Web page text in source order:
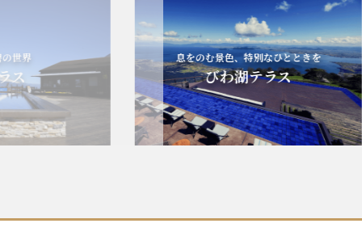
息をのむ景色、特別なひとときを
びわ湖テラス